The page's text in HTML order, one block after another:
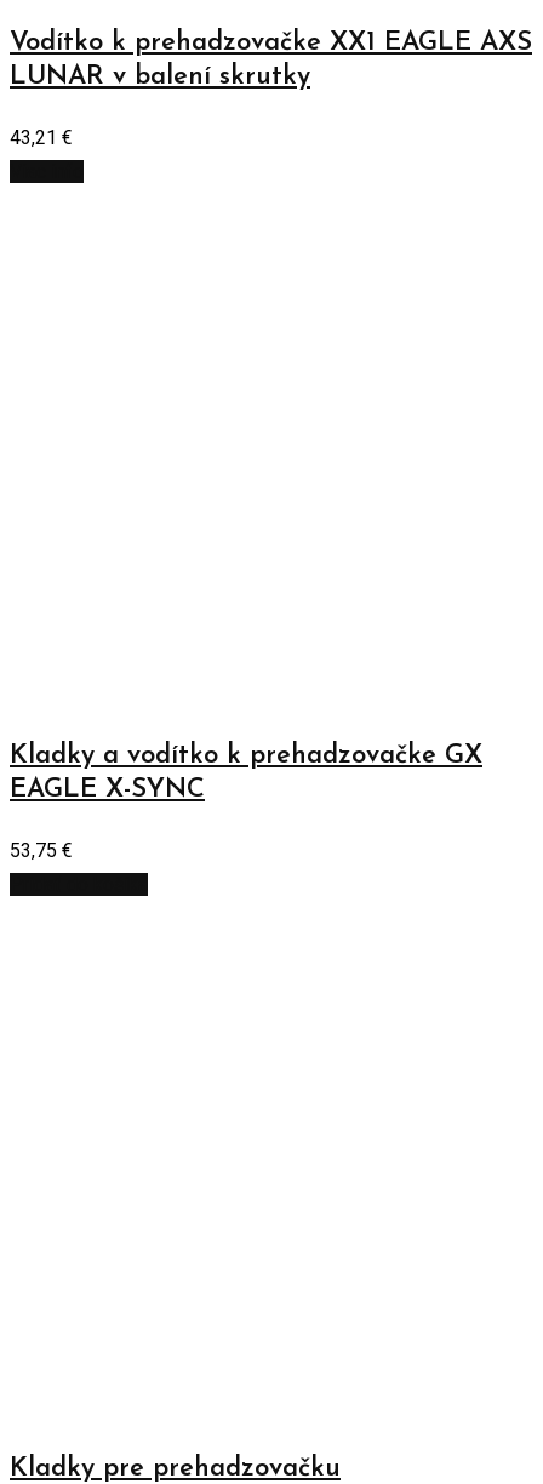
Vodítko k prehadzovačke XX1 EAGLE AXS
LUNAR v balení skrutky
43,21 €
Kladky a vodítko k prehadzovačke GX
EAGLE X-SYNC
53,75 €
Kladky pre prehadzovačku